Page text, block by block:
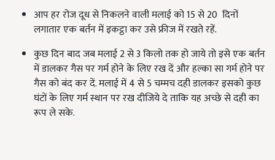
आप हर रोज दूध से निकलने वाली मलाई को 15 से 20 दिनों
लगातार एक बर्तन में इकट्ठा कर उसे फ्रीज में रखते रहें.
कुछ दिन बाद जब मलाई 2 से 3 किलो तक हो जाये तो इसे एक बर्तन
में डालकर गैस पर गर्म होने के लिए रख दें और हल्का सा गर्म होने पर
गैस को बंद कर दें. मलाई में 4 से 5 चम्मच दही डालकर इसको कुछ
घंटों के लिए गर्म स्थान पर रख दीजिये दे ताकि यह अच्छे से दही का
रूप ले सके.